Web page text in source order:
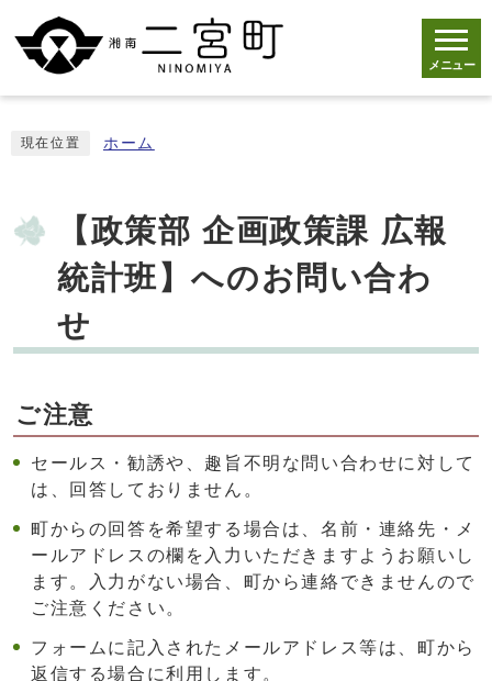
メニュー
現在位置 ホーム
【政策部 企画政策課 広報
統計班】へのお問い合わ
せ
ご注意
セールス・勧誘や、趣旨不明な問い合わせに対して
は、回答しておりません。
町からの回答を希望する場合は、名前・連絡先・メ
ールアドレスの欄を入力いただきますようお願いし
ます。入力がない場合、町から連絡できませんので
ご注意ください。
フォームに記入されたメールアドレス等は、町から
返信する場合に利用します。